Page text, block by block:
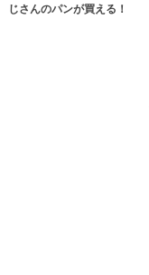
じさんのパンが買える！